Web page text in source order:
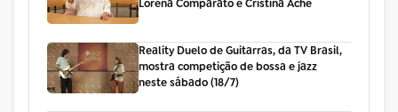
Lorena Comparato e Cristina Aché
Reality Duelo de Guitarras, da TV Brasil,
mostra competição de bossa e jazz
neste sábado (18/7)